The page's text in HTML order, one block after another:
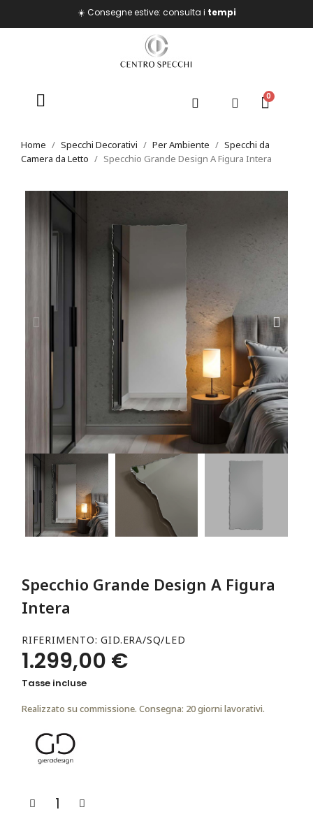
☀️ Consegne estive: consulta i tempi
Home Specchi Decorativi Per Ambiente
Specchi da
Camera da Letto
Specchio Grande Design A Figura Intera
Specchio Grande Design A Figura
Intera
RIFERIMENTO GID.ERA/SQ/LED
1.299,00 €
Tasse incluse
Realizzato su commissione. Consegna: 20 giorni lavorativi.